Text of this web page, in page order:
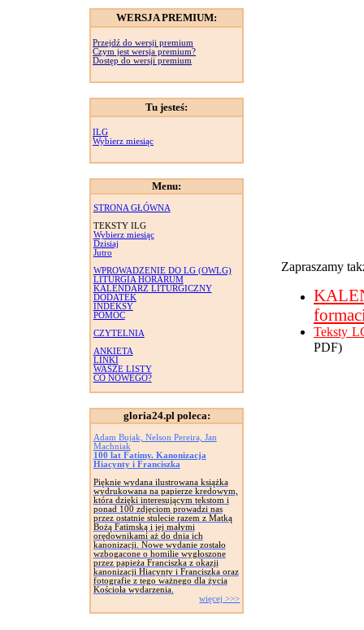
WERSJA PREMIUM:
Przejdź do wersji premium
Czym jest wersja premium?
Dostęp do wersji premium
Tu jesteś:
ILG
Wybierz miesiąc
Menu:
STRONA GŁÓWNA
TEKSTY ILG
Wybierz miesiąc
Dzisiaj
Jutro
WPROWADZENIE DO LG (OWLG)
LITURGIA HORARUM
KALENDARZ LITURGICZNY
DODATEK
INDEKSY
POMOC
CZYTELNIA
ANKIETA
LINKI
WASZE LISTY
CO NOWEGO?
gloria24.pl poleca:
Adam Bujak, Nelson Pereira, Jan
Machniak
100 lat Fatimy. Kanonizacja
Hiacynty i Franciszka
Pięknie wydana ilustrowana książka
wydrukowana na papierze kredowym,
która dzięki interesującym tekstom i
ponad 100 zdjęciom prowadzi nas
przez ostatnie stulecie razem z Matką
Bożą Fatimską i jej małymi
orędownikami aż do dnia ich
kanonizacji. Nowe wydanie zostało
wzbogacone o homilie wygłoszone
przez papieża Franciszka z okazji
kanonizacji Hiacynty i Franciszka oraz
fotografie z tego ważnego dla życia
Kościoła wydarzenia.
więcej >>>
Zapraszamy
Teksty
PDF)